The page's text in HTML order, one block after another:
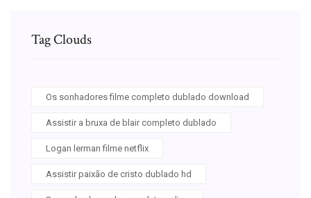
Tag Clouds
Os sonhadores filme completo dublado download
Assistir a bruxa de blair completo dublado
Logan lerman filme netflix
Assistir paixão de cristo dublado hd